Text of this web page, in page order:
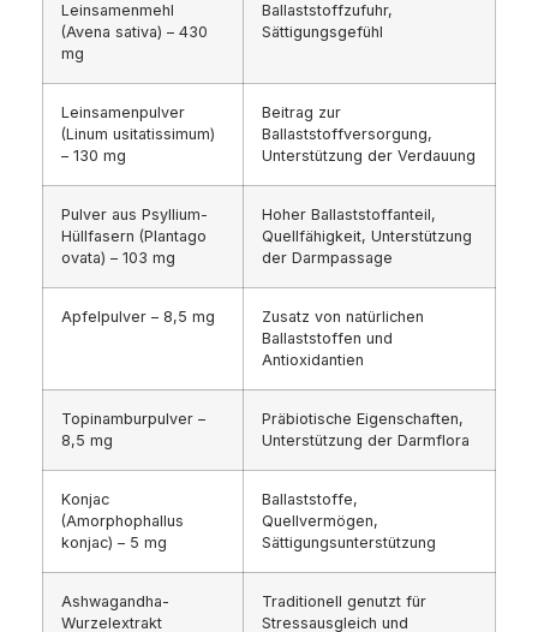
Leinsamenmehl
(Avena sativa) – 430
mg
Ballaststoffzufuhr,
Sättigungsgefühl
Leinsamenpulver
(Linum usitatissimum)
– 130 mg
Beitrag zur
Ballaststoffversorgung,
Unterstützung der Verdauung
Pulver aus Psyllium-
Hüllfasern (Plantago
ovata) – 103 mg
Hoher Ballaststoffanteil,
Quellfähigkeit, Unterstützung
der Darmpassage
Apfelpulver – 8,5 mg
Zusatz von natürlichen
Ballaststoffen und
Antioxidantien
Topinamburpulver –
8,5 mg
Präbiotische Eigenschaften,
Unterstützung der Darmflora
Konjac
(Amorphophallus
konjac) – 5 mg
Ballaststoffe,
Quellvermögen,
Sättigungsunterstützung
Ashwagandha-
Wurzelextrakt
Traditionell genutzt für
Stressausgleich und